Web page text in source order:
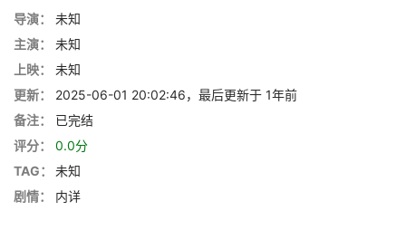
导演：
未知
主演：
未知
上映：
未知
更新：
2025-06-01 20:02:46，最后更新于 1年前
备注：
已完结
评分：
0.0分
TAG：
未知
剧情：
内详